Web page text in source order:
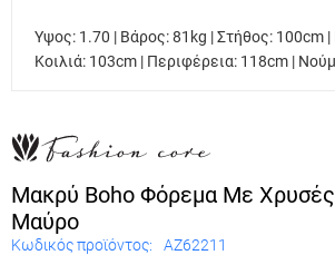
Υψος: 1.70 | Βάρος: 81kg | Στήθος:
Κοιλιά: 103cm | Περιφέρεια: 118cm |
Μακρύ Boho Φόρεμα Με Χρυσές
Μαύρο
Κωδικός προϊόντος:
AZ62211